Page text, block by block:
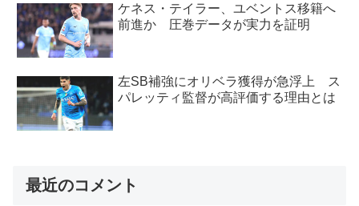
ケネス・テイラー、ユベントス移籍へ
前進か 圧巻データが実力を証明
左SB補強にオリベラ獲得が急浮上 ス
パレッティ監督が高評価する理由とは
最近のコメント